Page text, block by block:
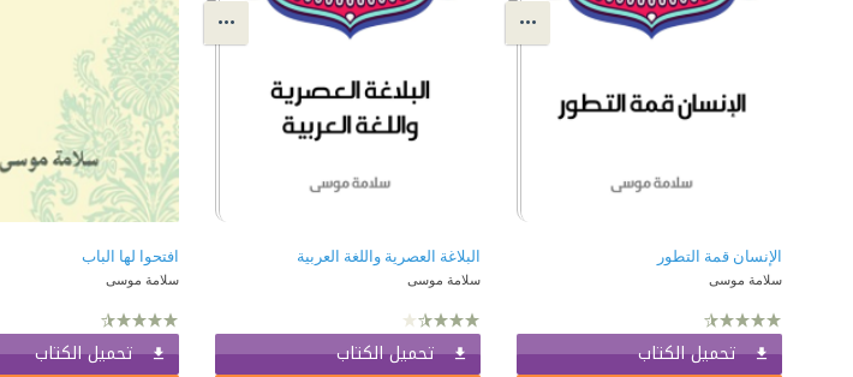
الإنسان قمة التطور
سلامة موسى
تحميل الكتاب
البلاغة العصرية واللغة العربية
سلامة موسى
تحميل الكتاب
افتحوا لها الباب
سلامة موسى
تحميل الكتاب